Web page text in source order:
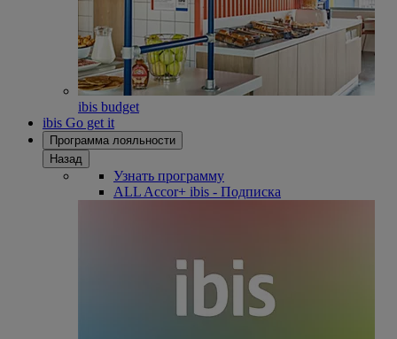
ibis budget
ibis Go get it
Программа лояльности
Назад
Узнать программу
ALL Accor+ ibis - Подписка